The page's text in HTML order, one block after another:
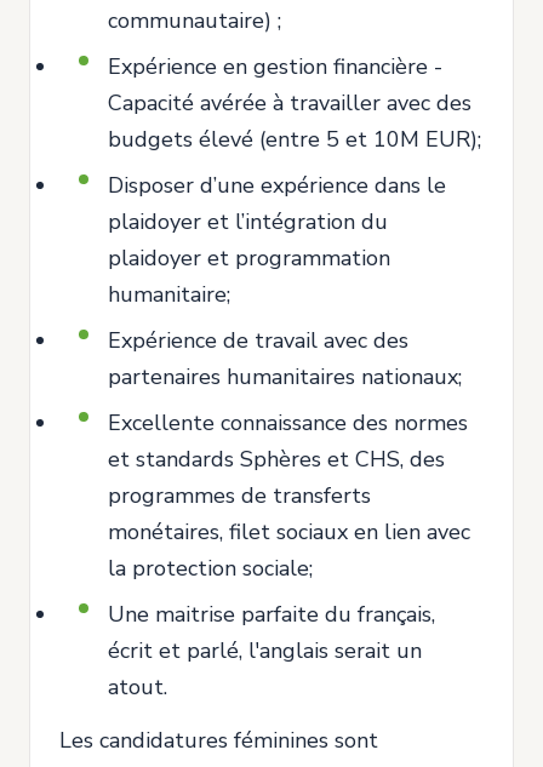
communautaire) ;
Expérience en gestion financière -
Capacité avérée à travailler avec des
budgets élevé (entre 5 et 10M EUR);
Disposer d’une expérience dans le
plaidoyer et l’intégration du
plaidoyer et programmation
humanitaire;
Expérience de travail avec des
partenaires humanitaires nationaux;
Excellente connaissance des normes
et standards Sphères et CHS, des
programmes de transferts
monétaires, filet sociaux en lien avec
la protection sociale;
Une maitrise parfaite du français,
écrit et parlé, l'anglais serait un
atout.
Les candidatures féminines sont